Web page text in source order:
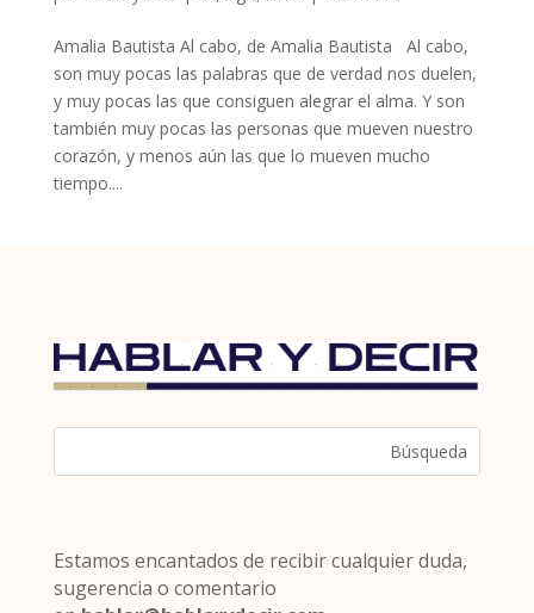
Amalia Bautista Al cabo, de Amalia Bautista Al cabo,
son muy pocas las palabras que de verdad nos duelen,
y muy pocas las que consiguen alegrar el alma. Y son
también muy pocas las personas que mueven nuestro
corazón, y menos aún las que lo mueven mucho
tiempo....
Estamos encantados de recibir cualquier duda,
sugerencia o comentario